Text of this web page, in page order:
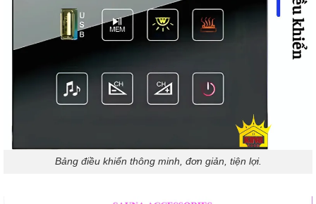
Bảng điều khiển thông minh, đơn giản, tiện lợi.